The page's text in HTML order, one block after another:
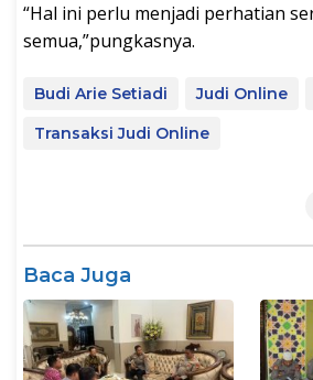
“Hal ini perlu menjadi perhatian
semua,”pungkasnya.
Budi Arie Setiadi Judi Online
Transaksi Judi Online
Baca Juga